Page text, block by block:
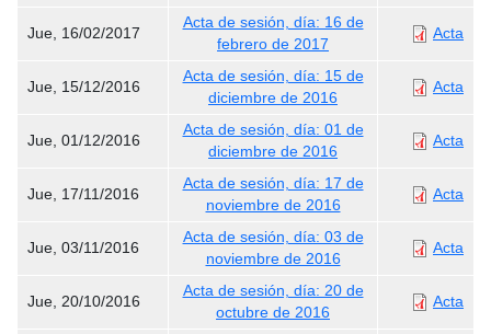
Jue, 16/02/2017
Acta de sesión, día: 16 de
febrero de 2017
Acta
Jue, 15/12/2016
Acta de sesión, día: 15 de
diciembre de 2016
Acta
Jue, 01/12/2016
Acta de sesión, día: 01 de
diciembre de 2016
Acta
Jue, 17/11/2016
Acta de sesión, día: 17 de
noviembre de 2016
Acta
Jue, 03/11/2016
Acta de sesión, día: 03 de
noviembre de 2016
Acta
Jue, 20/10/2016
Acta de sesión, día: 20 de
octubre de 2016
Acta